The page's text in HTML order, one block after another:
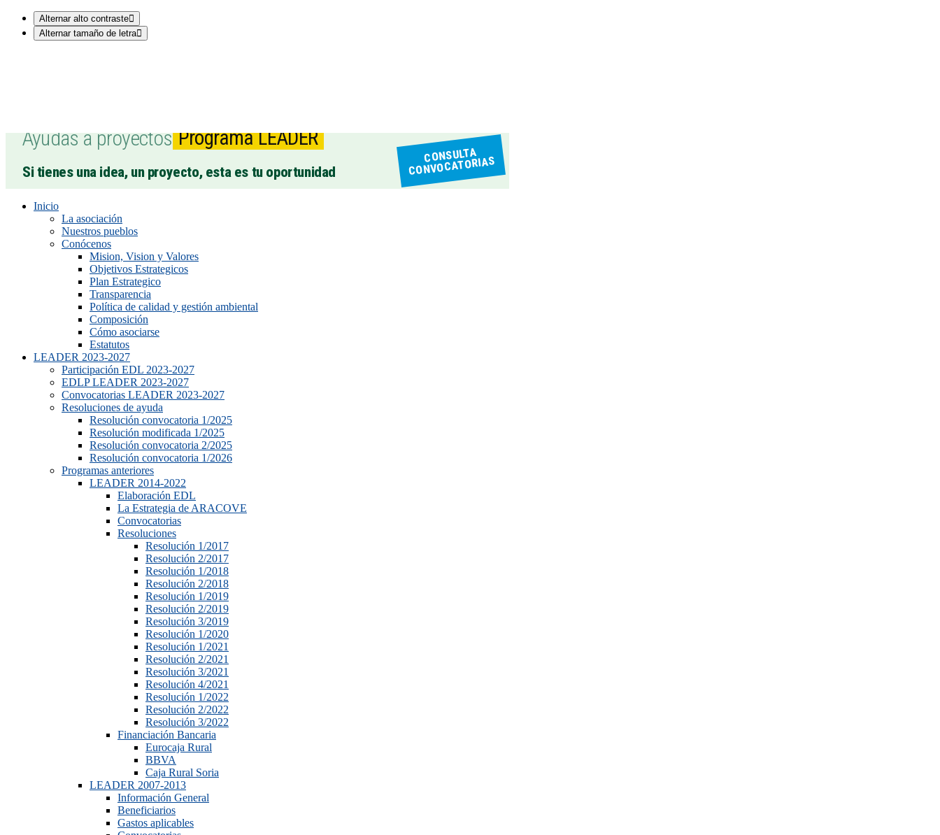
Alternar alto contraste
Alternar tamaño de letra
Ayudas a proyectos Programa LEADER
Si tienes una idea, un proyecto, esta es tu oportunidad
CONSULTA
CONVOCATORIAS
Inicio
La asociación
Nuestros pueblos
Conócenos
Mision, Vision y Valores
Objetivos Estrategicos
Plan Estrategico
Transparencia
Política de calidad y gestión ambiental
Composición
Cómo asociarse
Estatutos
LEADER 2023-2027
Participación EDL 2023-2027
EDLP LEADER 2023-2027
Convocatorias LEADER 2023-2027
Resoluciones de ayuda
Resolución convocatoria 1/2025
Resolución modificada 1/2025
Resolución convocatoria 2/2025
Resolución convocatoria 1/2026
Programas anteriores
LEADER 2014-2022
Elaboración EDL
La Estrategia de ARACOVE
Convocatorias
Resoluciones
Resolución 1/2017
Resolución 2/2017
Resolución 1/2018
Resolución 2/2018
Resolución 1/2019
Resolución 2/2019
Resolución 3/2019
Resolución 1/2020
Resolución 1/2021
Resolución 2/2021
Resolución 3/2021
Resolución 4/2021
Resolución 1/2022
Resolución 2/2022
Resolución 3/2022
Financiación Bancaria
Eurocaja Rural
BBVA
Caja Rural Soria
LEADER 2007-2013
Información General
Beneficiarios
Gastos aplicables